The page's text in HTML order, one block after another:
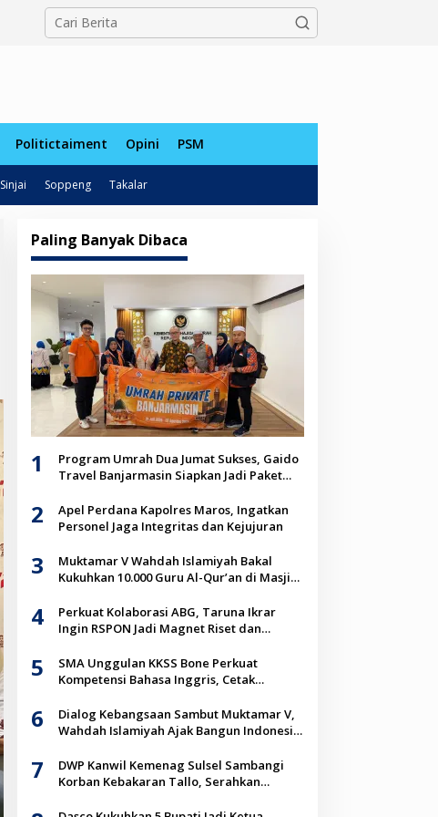
Politictaiment Opini PSM
Sinjai Soppeng Takalar
Paling Banyak Dibaca
1
Program Umrah Dua Jumat Sukses, Gaido
Travel Banjarmasin Siapkan Jadi Paket
2
Apel Perdana Kapolres Maros, Ingatkan
Personel Jaga Integritas dan Kejujuran
3
Muktamar V Wahdah Islamiyah Bakal
Kukuhkan 10.000 Guru Al-Qur’an di Masjid
4
Perkuat Kolaborasi ABG, Taruna Ikrar
Ingin RSPON Jadi Magnet Riset dan
5
SMA Unggulan KKSS Bone Perkuat
Kompetensi Bahasa Inggris, Cetak
6
Dialog Kebangsaan Sambut Muktamar V,
Wahdah Islamiyah Ajak Bangun Indonesia
7
DWP Kanwil Kemenag Sulsel Sambangi
Korban Kebakaran Tallo, Serahkan